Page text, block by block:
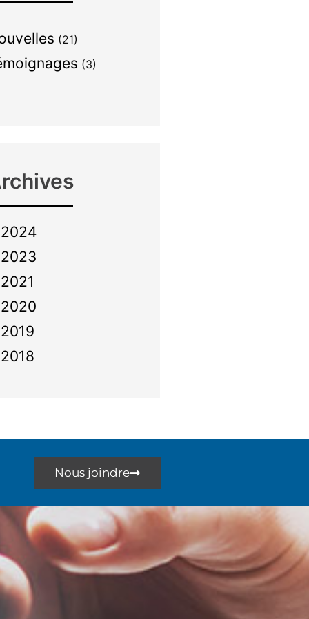
(21)
(3)
2024
2023
2021
2020
2019
2018
Nous joindre